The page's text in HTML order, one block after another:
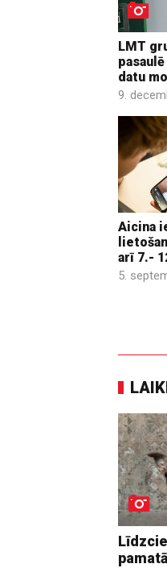
LMT
datu
9.
Aicina
arī 7.-
5.
pamatā